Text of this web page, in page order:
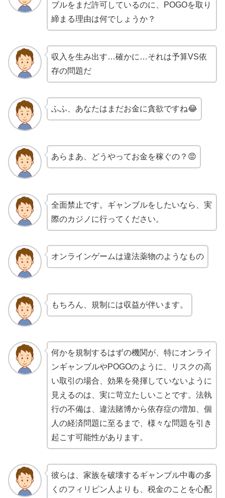
ブルをまだ許可しているのに、POGOを取り
締まる理由は何でしょうか？
収入を生み出す…確かに…それは予算VS依
存の問題だ
ふふ、あなたはまだお金に貪欲ですね😂
あらまあ、どうやってお金を稼ぐの？😡
全面禁止です。ギャンブルをしたいなら、実
際のカジノに行ってください。
オンラインゲームは違法薬物のようなもの
もちろん、規制には収益が伴います。
何かを規制するはずの機関が、特にオンライ
ンギャンブルやPOGOのように、リスクの高
い取引の場合、効果を発揮していないように
見えるのは、実に苛立たしいことです。法執
行の不備は、違法賭博から依存症の増加、個
人の経済問題に至るまで、様々な問題を引き
起こす可能性があります。
彼らは、家族を破壊するギャンブル中毒の多
くのフィリピン人よりも、税金のことを心配